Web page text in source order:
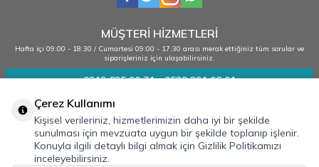
MÜŞTERİ HİZMETLERİ
Hafta içi 09:00 - 18:30 / Cumartesi 09:00 - 17:30 arası merak ettiğiniz tüm sorular ve
siparişleriniz için ulaşabilirsiniz.
0212 635 90 71 - 0539 331 06 01
Kurumsal
Bilgilendirme
Çerez Kullanımı
Kişisel verileriniz, hizmetlerimizin daha iyi bir şekilde
sunulması için mevzuata uygun bir şekilde toplanıp işlenir.
Konuyla ilgili detaylı bilgi almak için Gizlilik Politikamızı
inceleyebilirsiniz.